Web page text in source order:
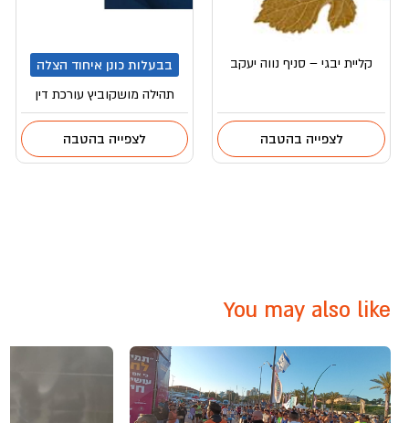
קליית יבגי – סניף נווה יעקב
לצפייה בהטבה
בבעלות כונן איחוד הצלה
תהילה מושקוביץ עורכת דין
לצפייה בהטבה
You may also like